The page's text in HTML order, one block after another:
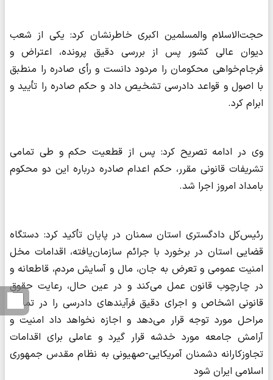
حجت‌الاسلام والمسلمین اکبری خاطرنشان کرد: یکی از شعب
دیوان عالی کشور پس از بررسی دقیق پرونده، اعتراض و
فرجام‌خواهی محکومان را مردود دانست و رأی صادره را منطبق
با اصول و قواعد دادرسی تشخیص داد و حکم صادره را تأیید و
ابرام کرد.
وی در ادامه تصریح کرد: پس از قطعیت حکم و طی تمامی
تشریفات قانونی مقرر، حکم اعدام صادره درباره این دو محکوم
بامداد امروز اجرا شد.
رئیس‌کل دادگستری استان سمنان در پایان تأکید کرد: دستگاه
قضایی استان در برخورد با جرائم سازمان‌یافته، اقدامات مخل
امنیت عمومی و تعرض به جان، مال و آسایش مردم، قاطعانه و
در چارچوب قانون عمل می‌کند و در عین حال، رعایت حقوق
قانونی اشخاص و اجرای دقیق فرآیندهای دادرسی را در تمامی
مراحل مورد توجه قرار می‌دهد و اجازه نخواهد داد امنیت و
آرامش جامعه مورد خدشه قرار گیرد و عاملی برای اقدامات
تجاوزکارانه دشمنان آمریکایی-صهیونی به نظام مقدس جمهوری
اسلامی ایران شود